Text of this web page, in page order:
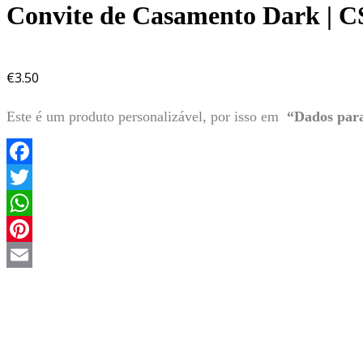
Convite de Casamento Dark |
€3.50
Este é um produto personalizável, por isso em “Dados
Facebook
Twitter
WhatsApp
Pinterest